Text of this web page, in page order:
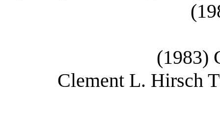
(1983)
Clement L. Hirsch